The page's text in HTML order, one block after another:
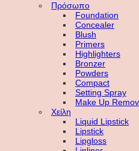
Πρόσωπο
Foundation
Concealer
Blush
Primers
Highlighters
Bronzer
Powders
Compact
Setting Spray
Make Up
Χείλη
Liquid Lipstick
Lipstick
Lipgloss